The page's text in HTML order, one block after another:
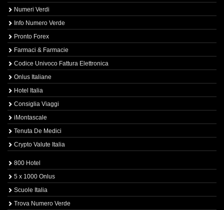
Numeri Verdi
Info Numero Verde
Pronto Forex
Farmaci & Farmacie
Codice Univoco Fattura Elettronica
Onlus Italiane
Hotel Italia
Consiglia Viaggi
iMontascale
Tenuta De Medici
Crypto Valute Italia
800 Hotel
5 x 1000 Onlus
Scuole Italia
Trova Numero Verde